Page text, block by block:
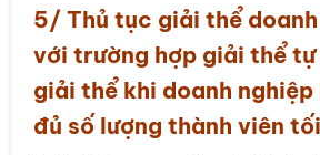
5/ Thủ tục giải thể
với trường hợp giải thể tự
giải thể khi doanh nghiệp
đủ số lượng thành viên